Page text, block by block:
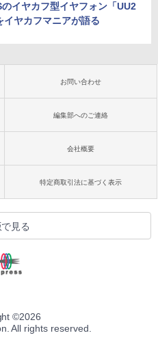
イヤカフ型イヤフォン「UU2
イヤカフマニアが語る
お問い合わせ
編集部へのご連絡
会社概要
特定商取引法に基づく表示
見る
©2026
All rights reserved.